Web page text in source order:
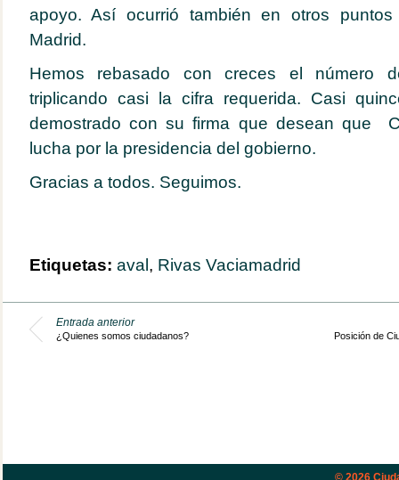
apoyo. Así ocurrió también en otros
Madrid.
Hemos rebasado con creces el número
triplicando casi la cifra requerida. Casi
demostrado con su firma que desean que
lucha por la presidencia del gobierno.
Gracias a todos. Seguimos.
Etiquetas: aval , Rivas Vaciamadrid
Entrada anterior
¿Quienes somos ciudadanos? Posición de
© 2026